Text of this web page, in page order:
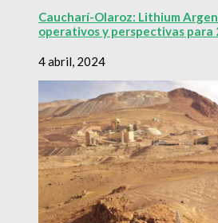
Caucharí-Olaroz: Lithium
operativos y perspectivas para
4 abril, 2024